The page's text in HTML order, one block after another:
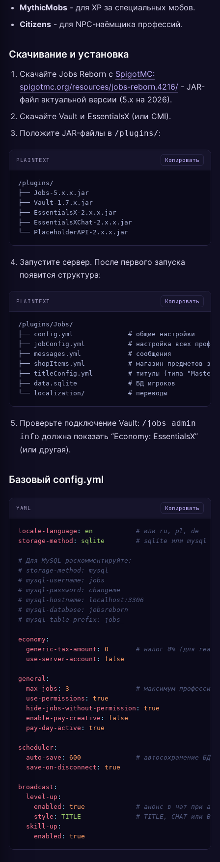
MythicMobs - для XP за специальных мобов.
Citizens - для NPC-наёмщика профессий.
Скачивание и установка
Скачайте Jobs Reborn с SpigotMC:
spigotmc.org/resources/jobs-reborn.4216/ - JAR-
файл актуальной версии (5.x на 2026).
Скачайте Vault и EssentialsX (или CMI).
Положите JAR-файлы в /plugins/:
PLAINTEXT Копировать
/plugins/
├── Jobs-5.x.x.jar
├── Vault-1.7.x.jar
├── EssentialsX-2.x.x.jar
├── EssentialsXChat-2.x.x.jar
└── PlaceholderAPI-2.x.x.jar
Запустите сервер. После первого запуска
появится структура:
PLAINTEXT Копировать
/plugins/Jobs/
├── config.yml              # общие настройки
├── jobConfig.yml           # настройка всех
├── messages.yml            # сообщения
├── shopItems.yml           # магазин предметов за
├── titleConfig.yml         # титулы (типа "Master
├── data.sqlite             # БД игроков
└── localization/           # переводы
Проверьте подключение Vault: /jobs admin
info должна показать “Economy: EssentialsX”
(или другая).
Базовый config.yml
YAML Копировать
locale-language : en
           # или ru, pl, de
storage-method : sqlite
        # sqlite или mysql
# Для MySQL раскомментируйте:
# storage-method: mysql
# mysql-username: jobs
# mysql-password: changeme
# mysql-hostname: localhost:3306
# mysql-database: jobsreborn
# mysql-table-prefix: jobs_
economy :
  generic-tax-amount
: 0
# налог 0% (для
  use-server-account
: false
general :
  max-jobs
: 3
# максимум профессий
  use-permissions
:
true
  hide-jobs-without-permission
:
true
  enable-pay-creative
:
false
  pay-day-active
: true
scheduler :
  auto-save
: 600
# автосохранение БД
  save-on-disconnect
: true
broadcast :
  level-up
:
    enabled
: true
# анонс в чат при ап
    style
: TITLE
# TITLE, CHAT или
  skill-up
:
    enabled
: true